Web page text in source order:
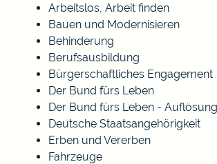
Arbeitslos, Arbeit finden
Bauen und Modernisieren
Behinderung
Berufsausbildung
Bürgerschaftliches Engagement
Der Bund fürs Leben
Der Bund fürs Leben - Auflösung
Deutsche Staatsangehörigkeit
Erben und Vererben
Fahrzeuge